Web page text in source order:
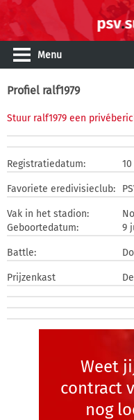
Menu
Profiel ralf1979
Stuur ralf1979 een
Registratiedatum:
Favoriete eredivisieclub:
Vak in het stadion:
Geboortedatum:
9
Battle:
Prijzenkast
Weet
contract
nog